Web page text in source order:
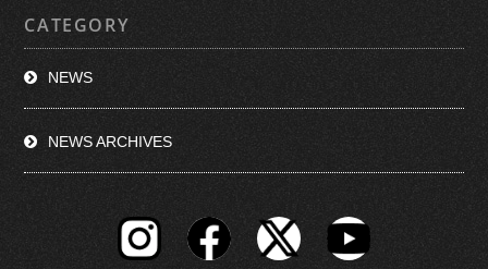
CATEGORY
NEWS
NEWS ARCHIVES